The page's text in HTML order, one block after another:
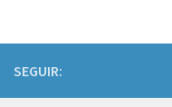
SEGUIR: